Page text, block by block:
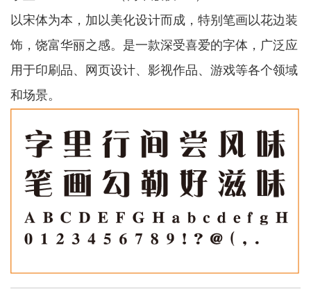
以宋体为本，加以美化设计而成，特别笔画以花边装
饰，饶富华丽之感。是一款深受喜爱的字体，广泛应
用于印刷品、网页设计、影视作品、游戏等各个领域
和场景。